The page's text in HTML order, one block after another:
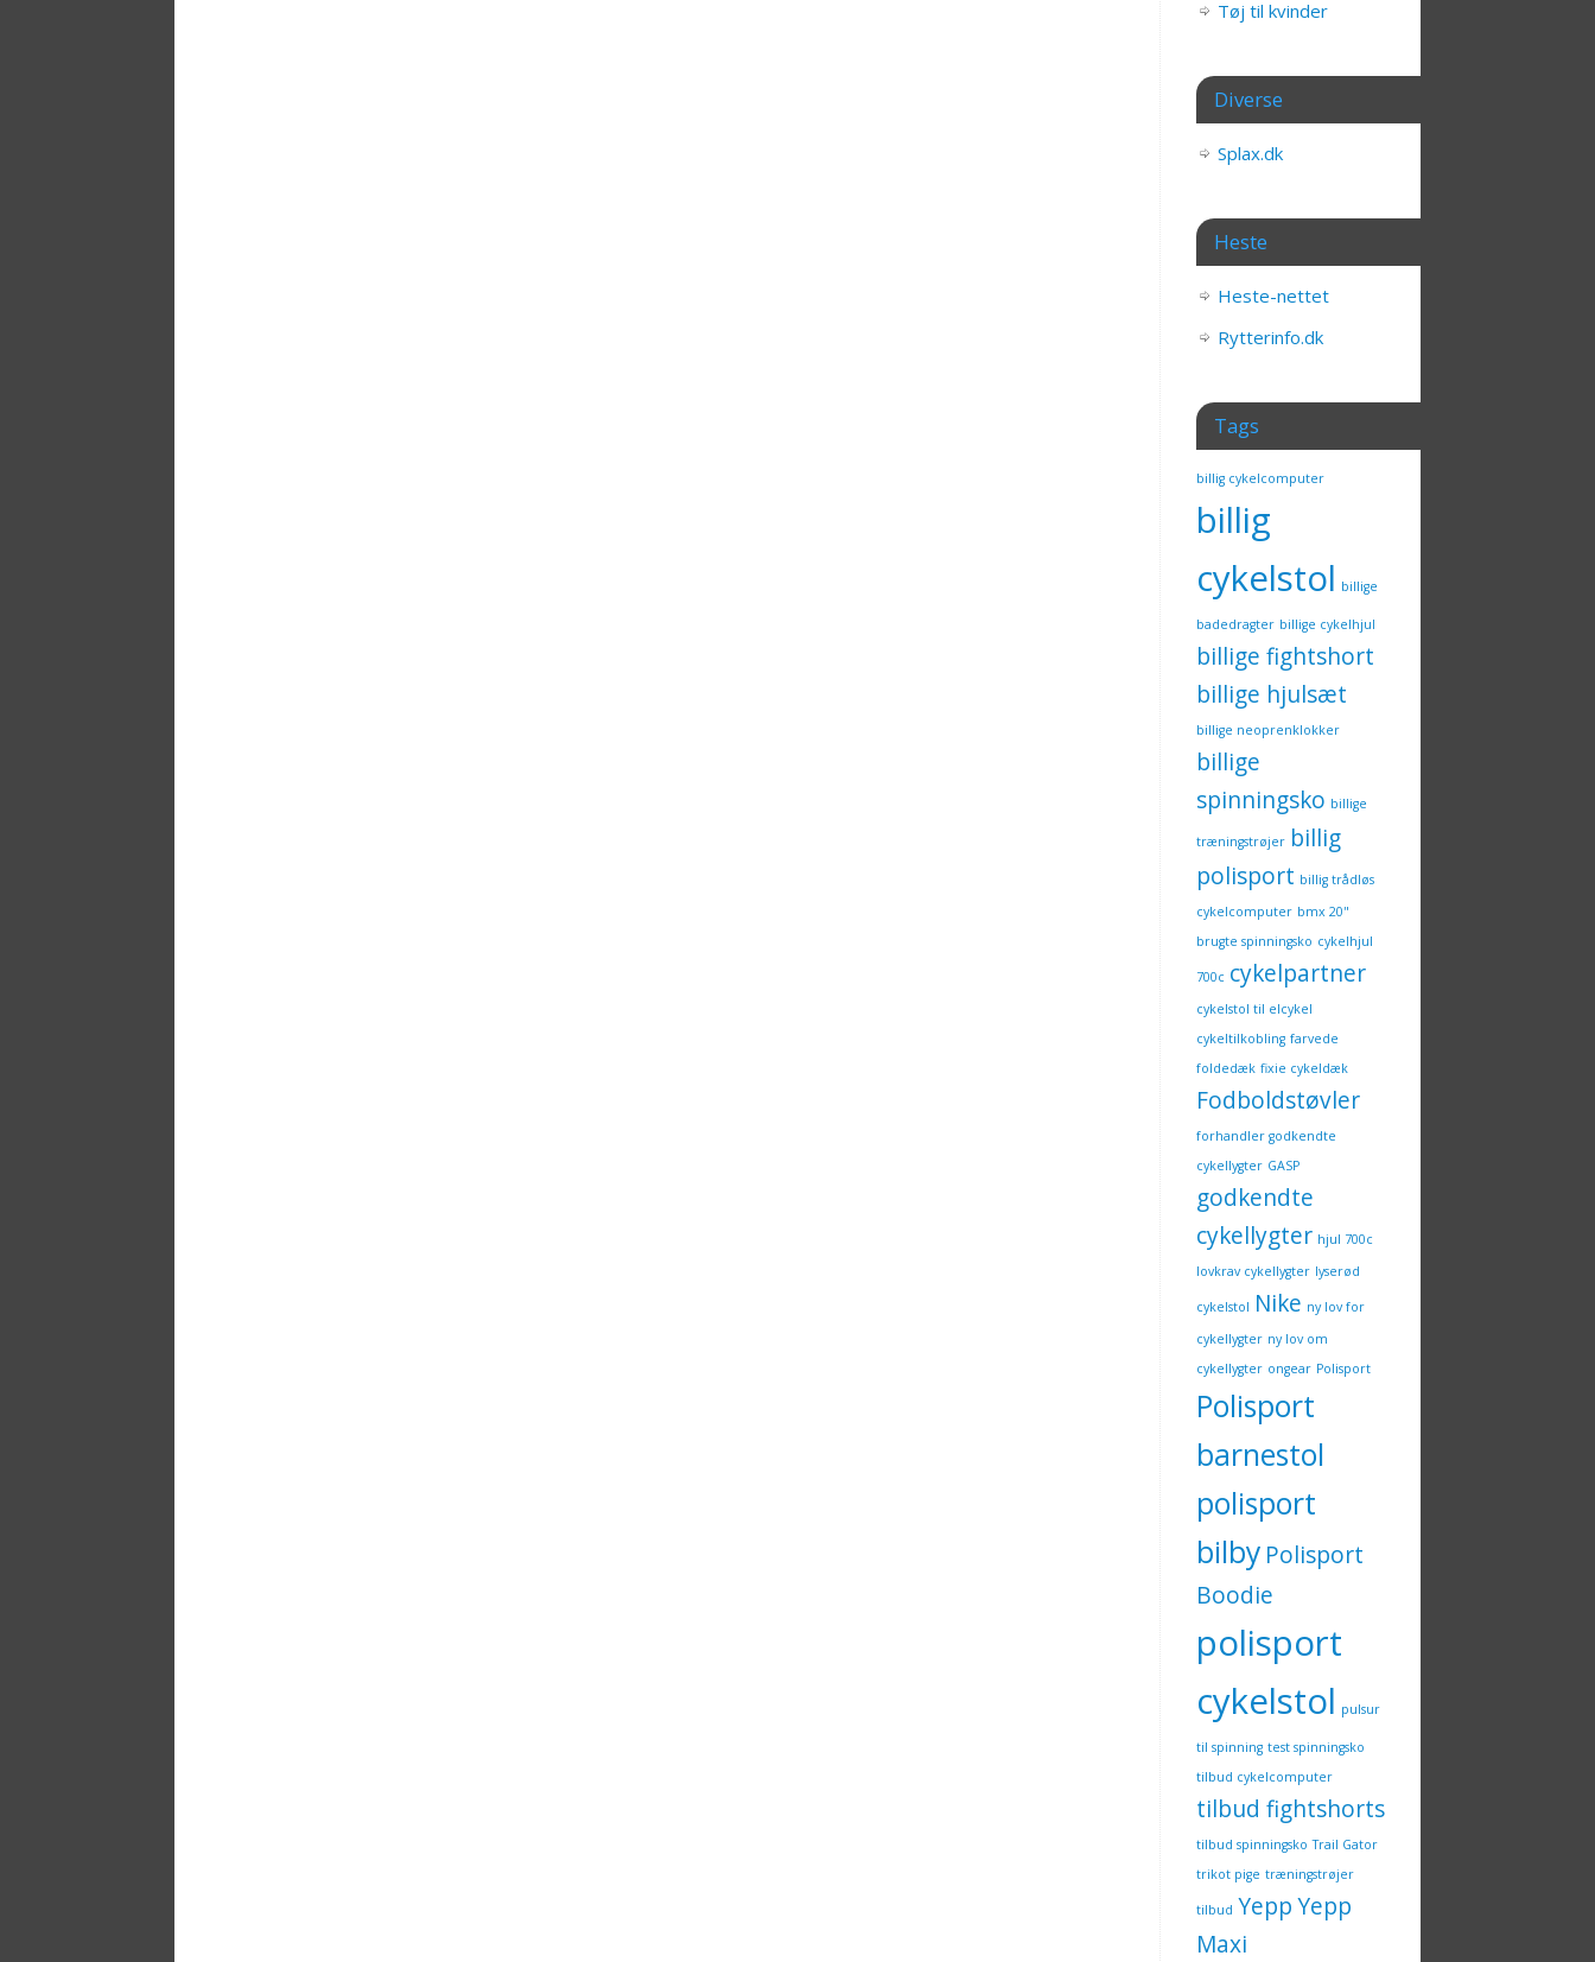
Tøj til kvinder
Diverse
Splax.dk
Heste
Heste-nettet
Rytterinfo.dk
Tags
billig cykelcomputer
billig
cykelstol billige
badedragter billige cykelhjul
billige fightshort
billige hjulsæt
billige neoprenklokker
billige
spinningsko billige
træningstrøjer billig
polisport billig trådløs
cykelcomputer bmx 20"
brugte spinningsko cykelhjul
700c cykelpartner
cykelstol til elcykel
cykeltilkobling farvede
foldedæk fixie cykeldæk
Fodboldstøvler
forhandler godkendte
cykellygter GASP
godkendte
cykellygter hjul 700c
lovkrav cykellygter lyserød
cykelstol Nike ny lov for
cykellygter ny lov om
cykellygter ongear Polisport
Polisport
barnestol
polisport
bilby Polisport
Boodie
polisport
cykelstol pulsur
til spinning test spinningsko
tilbud cykelcomputer
tilbud fightshorts
tilbud spinningsko Trail Gator
trikot pige træningstrøjer
tilbud YeppYepp
Maxi